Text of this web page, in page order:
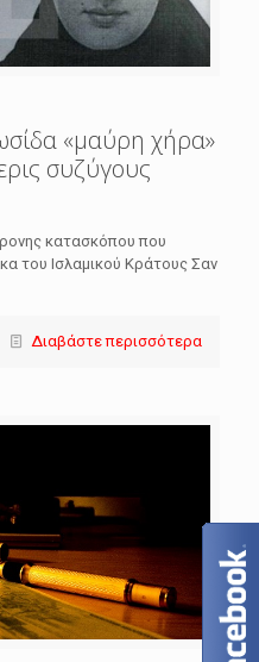
«μαύρη χήρα»
συζύγους
κατασκόπου που
του Ισλαμικού Κράτους Σαν
Διαβάστε περισσότερα